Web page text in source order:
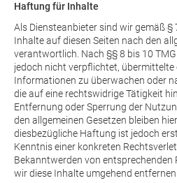
Haftung für Inhalte
Als Diensteanbieter sind wir gemäß §
Inhalte auf diesen Seiten nach den
verantwortlich. Nach §§ 8 bis 10
jedoch nicht verpflichtet, übermittelte
Informationen zu überwachen oder
die auf eine rechtswidrige Tätigkeit
Entfernung oder Sperrung der
den allgemeinen Gesetzen bleiben
diesbezügliche Haftung ist jedoch
Kenntnis einer konkreten
Bekanntwerden von entsprechenden
wir diese Inhalte umgehend entfernen.